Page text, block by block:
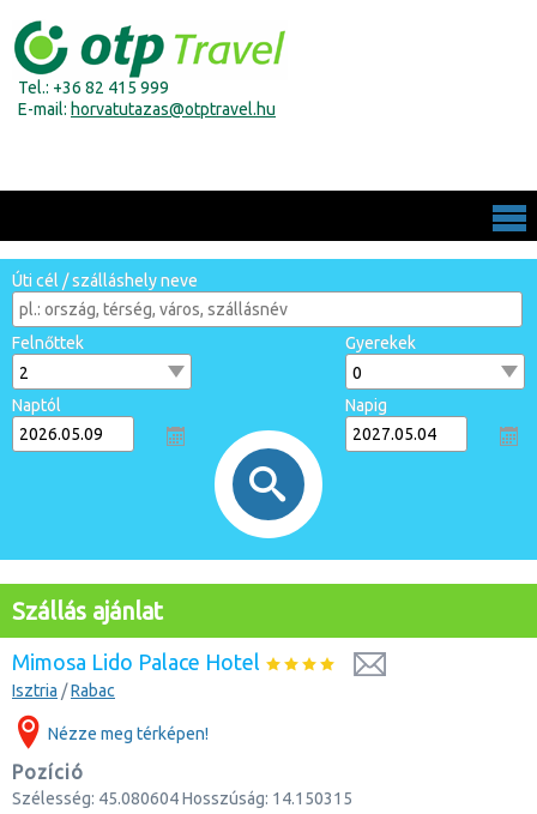
Tel.: +36 82 415 999
E-mail: horvatutazas@otptravel.hu
Úti cél / szálláshely neve
Felnőttek Gyerekek
Naptól Napig
Szállás ajánlat
Mimosa Lido Palace Hotel
Isztria /Rabac
Nézze meg térképen!
Pozíció
Szélesség: 45.080604Hosszúság: 14.150315